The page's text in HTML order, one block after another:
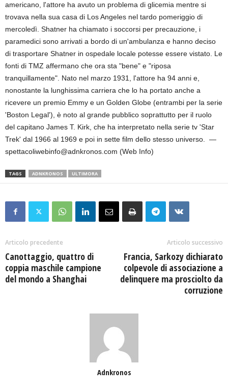
americano, l'attore ha avuto un problema di glicemia mentre si
trovava nella sua casa di Los Angeles nel tardo pomeriggio di
mercoledì. Shatner ha chiamato i soccorsi per precauzione, i
paramedici sono arrivati a bordo di un'ambulanza e hanno deciso
di trasportare Shatner in ospedale locale potesse essere vistato. Le
fonti di TMZ affermano che ora sta "bene" e "riposa
tranquillamente". Nato nel marzo 1931, l'attore ha 94 anni e,
nonostante la lunghissima carriera che lo ha portato anche a
ricevere un premio Emmy e un Golden Globe (entrambi per la serie
'Boston Legal'), è noto al grande pubblico soprattutto per il ruolo
del capitano James T. Kirk, che ha interpretato nella serie tv 'Star
Trek' dal 1966 al 1969 e poi in sette film dello stesso universo. —
spettacoliwebinfo@adnkronos.com (Web Info)
TAGS ADNKRONOS ULTIMORA
Articolo precedente
Canottaggio, quattro di
coppia maschile campione
del mondo a Shanghai
Articolo successivo
Francia, Sarkozy dichiarato
colpevole di associazione a
delinquere ma prosciolto da
corruzione
Adnkronos